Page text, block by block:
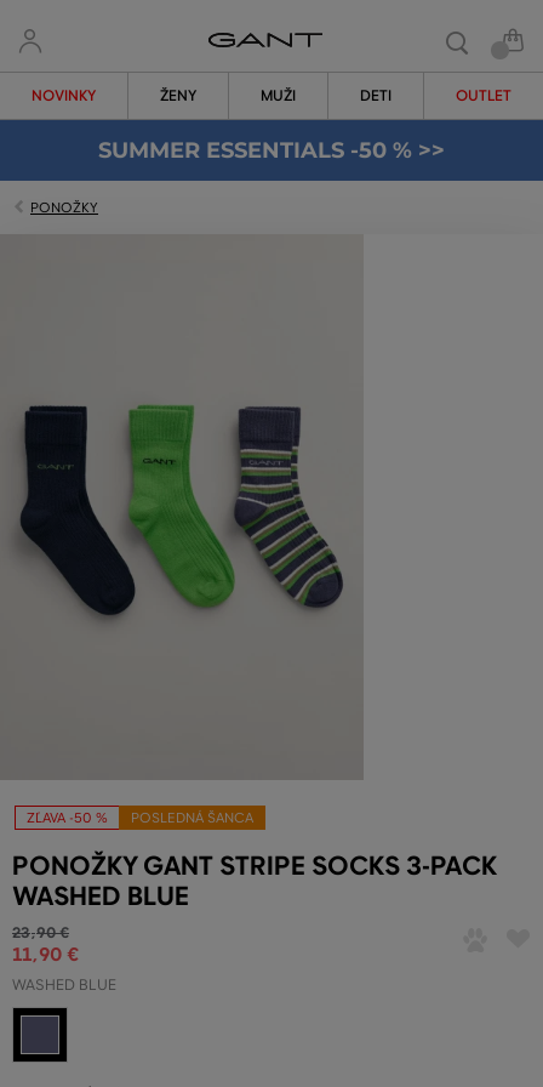
NOVINKY ŽENY MUŽI DETI OUTLET
SUMMER ESSENTIALS -50 % >>
PONOŽKY
ZĽAVA -50 % POSLEDNÁ ŠANCA
PONOŽKY GANT STRIPE SOCKS 3-PACK
WASHED BLUE
23,90 €
11,90 €
WASHED BLUE